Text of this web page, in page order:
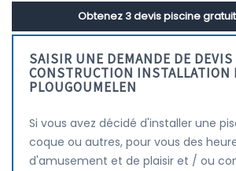
Obtenez 3 devis piscine gratuit
SAISIR UNE DEMANDE DE DEVIS
CONSTRUCTION INSTALLATION
PLOUGOUMELEN
Si vous avez décidé d'installer une
coque ou autres, pour vous des
d'amusement et de plaisir et / ou